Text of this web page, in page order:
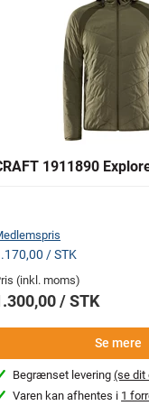
1911890
/ STK
(inkl. moms)
/ STK
Se mere
Begrænset levering(se dit
Varen kan afhentes i 1